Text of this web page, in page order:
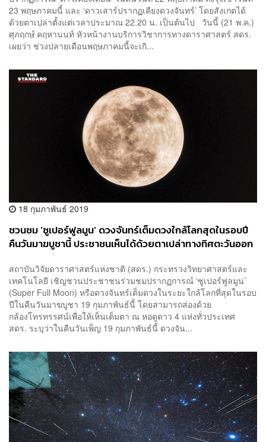
23 พฤษภาคมนี้ และ ‘ดาวเสาร์ปรากฏเคียงดวงจันทร์’ โดยสังเกตได้
ด้วยตาเปล่าตั้งแต่เวลาประมาณ 22.20 น. เป็นต้นไป วันนี้ (21 พ.ค.)
ศุภฤกษ์ คฤหานนท์ หัวหน้างานบริการวิชาการทางดาราศาสตร์ สดร.
เผยว่า ช่วงปลายเดือนพฤษภาคมนี้จะเกิ...
18 กุมภาพันธ์ 2019
ชวนชม ‘ซูเปอร์ฟูลมูน’ ดวงจันทร์เต็มดวงใกล้โลกสุดในรอบปี
คืนวันมาฆบูชานี้ ประชาชนเห็นได้ด้วยตาเปล่าทางทิศตะวันออก
สถาบันวิจัยดาราศาสตร์แห่งชาติ (สดร.) กระทรวงวิทยาศาสตร์และ
เทคโนโลยี เชิญชวนประชาชนร่วมชมปรากฏการณ์ ‘ซูเปอร์ฟูลมูน’
(Super Full Moon) หรือดวงจันทร์เต็มดวงในระยะใกล้โลกที่สุดในรอบ
ปีในคืนวันมาฆบูชา 19 กุมภาพันธ์นี้ โดยสามารถส่องด้วย
กล้องโทรทรรศน์เพื่อให้เห็นเต็มตา ณ หอดูดาว 4 แห่งทั่วประเทศ
สดร. ระบุว่าในคืนวันเพ็ญ 19 กุมภาพันธ์นี้ ดวงจัน...